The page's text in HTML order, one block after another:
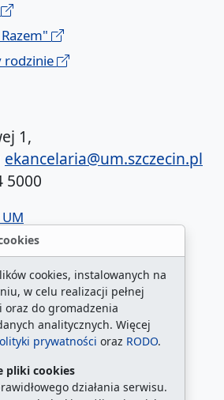
cookies, instalowanych na
w celu realizacji pełnej
oraz do gromadzenia
analitycznych. Więcej
prywatności oraz RODO.
pliki cookies
działania serwisu.
rodzinie
1,
ekancelaria@um.szczecin.pl
5000
w ETR